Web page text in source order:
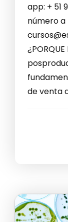
app: + 51
número a
¿PORQUE
de venta